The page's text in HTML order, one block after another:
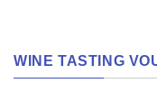
WINE TASTING